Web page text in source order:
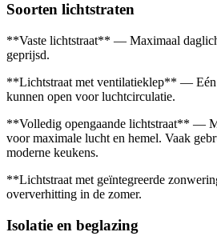
Soorten lichtstraten
**Vaste lichtstraat** — Maximaal
geprijsd.
**Lichtstraat met ventilatieklep** — Eén
kunnen open voor luchtcirculatie.
**Volledig opengaande lichtstraat** —
voor maximale lucht en hemel. Vaak
moderne keukens.
**Lichtstraat met geïntegreerde
oververhitting in de zomer.
Isolatie en beglazing